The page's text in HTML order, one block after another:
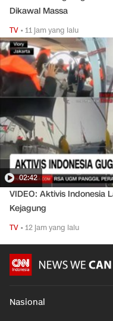
Dikawal Massa
TV •11 jam yang lalu
02:42
VIDEO: Aktivis Indonesia
Kejagung
TV •12 jam yang lalu
Nasional